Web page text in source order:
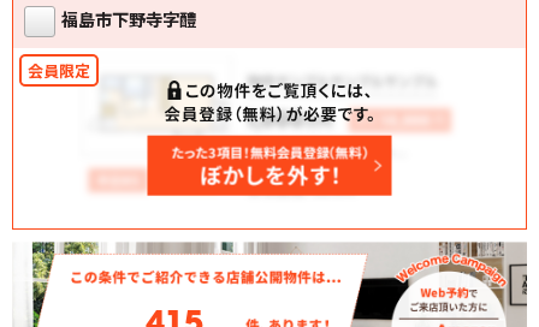
福島市下野寺字醴